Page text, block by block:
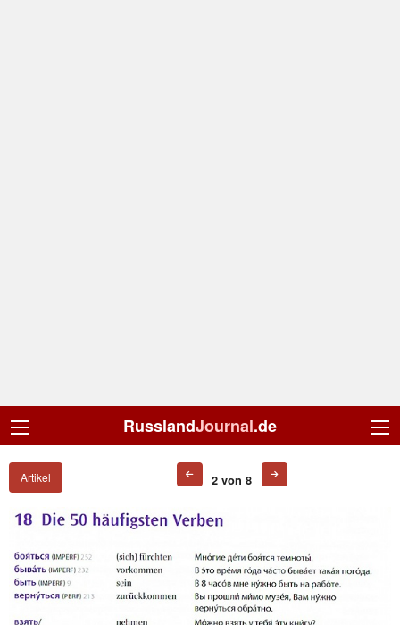
RusslandJournal.de
Artikel 2 von 8